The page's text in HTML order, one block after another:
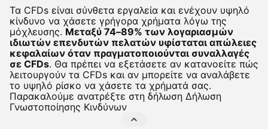
Τα CFDs είναι σύνθετα εργαλεία και ενέχουν υψηλό
κίνδυνο να χάσετε γρήγορα χρήματα λόγω της
μόχλευσης. Μεταξύ 74–89% των λογαριασμών
ιδιωτών επενδυτών πελατών υφίσταται απώλειες
κεφαλαίων όταν πραγματοποιούνται συναλλαγές
σε CFDs. Θα πρέπει να εξετάσετε αν κατανοείτε πώς
λειτουργούν τα CFDs και αν μπορείτε να αναλάβετε
το υψηλό ρίσκο να χάσετε τα χρήματά σας.
Παρακαλούμε ανατρέξτε στη δήλωση Δήλωση
Γνωστοποίησης Κινδύνων